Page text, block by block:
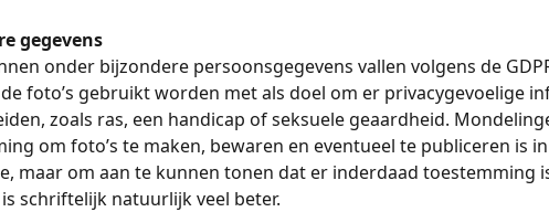
gegevens
onder bijzondere persoonsgegevens vallen volgens de
foto’s gebruikt worden met als doel om er privacygevoelige
zoals ras, een handicap of seksuele geaardheid.
om foto’s te maken, bewaren en eventueel te publiceren is
maar om aan te kunnen tonen dat er inderdaad toestemming
schriftelijk natuurlijk veel beter.